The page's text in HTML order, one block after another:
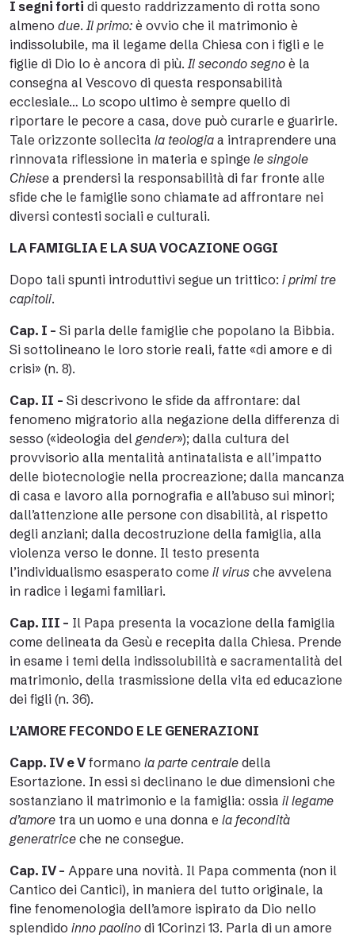
I segni forti di questo raddrizzamento di rotta sono
almeno due.Il primo: è ovvio che il matrimonio è
indissolubile, ma il legame della Chiesa con i figli e le
figlie di Dio lo è ancora di più.Il secondo segno è la
consegna al Vescovo di questa responsabilità
ecclesiale… Lo scopo ultimo è sempre quello di
riportare le pecore a casa, dove può curarle e guarirle.
Tale orizzonte sollecita la teologia a intraprendere una
rinnovata riflessione in materia e spinge le singole
Chiese a prendersi la responsabilità di far fronte alle
sfide che le famiglie sono chiamate ad affrontare nei
diversi contesti sociali e culturali.
LA FAMIGLIA E LA SUA VOCAZIONE OGGI
Dopo tali spunti introduttivi segue un trittico: i primi tre
capitoli.
Cap. I – Si parla delle famiglie che popolano la Bibbia.
Si sottolineano le loro storie reali, fatte «di amore e di
crisi» (n. 8).
Cap. II – Si descrivono le sfide da affrontare: dal
fenomeno migratorio alla negazione della differenza di
sesso («ideologia del gender»); dalla cultura del
provvisorio alla mentalità antinatalista e all’impatto
delle biotecnologie nella procreazione; dalla mancanza
di casa e lavoro alla pornografia e all’abuso sui minori;
dall’attenzione alle persone con disabilità, al rispetto
degli anziani; dalla decostruzione della famiglia, alla
violenza verso le donne. Il testo presenta
l’individualismo esasperato come il virus che avvelena
in radice i legami familiari.
Cap. III – Il Papa presenta la vocazione della famiglia
come delineata da Gesù e recepita dalla Chiesa. Prende
in esame i temi della indissolubilità e sacramentalità del
matrimonio, della trasmissione della vita ed educazione
dei figli (n. 36).
L’AMORE FECONDO E LE GENERAZIONI
Capp. IV e V formano la parte centrale della
Esortazione. In essi si declinano le due dimensioni che
sostanziano il matrimonio e la famiglia: ossia il legame
d’amore tra un uomo e una donna e la fecondità
generatrice che ne consegue.
Cap. IV – Appare una novità. Il Papa commenta (non il
Cantico dei Cantici), in maniera del tutto originale, la
fine fenomenologia dell’amore ispirato da Dio nello
splendido inno paolino di 1Corinzi 13. Parla di un amore